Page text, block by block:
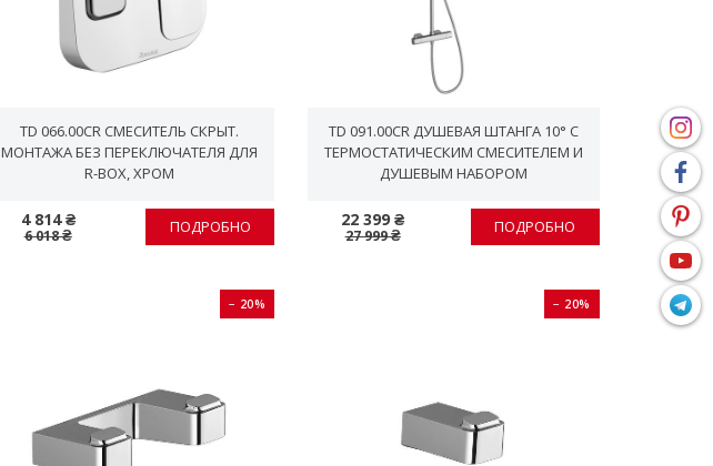
TD 066.00CR СМЕСИТЕЛЬ СКРЫТ.
МОНТАЖА БЕЗ ПЕРЕКЛЮЧАТЕЛЯ ДЛЯ
R-BOX, ХРОМ
4 814 ₴
6 018 ₴ ПОДРОБНО
TD 091.00CR ДУШЕВАЯ ШТАНГА 10° С
ТЕРМОСТАТИЧЕСКИМ СМЕСИТЕЛЕМ И
ДУШЕВЫМ НАБОРОМ
22 399 ₴
27 999 ₴ ПОДРОБНО
− 20% − 20%